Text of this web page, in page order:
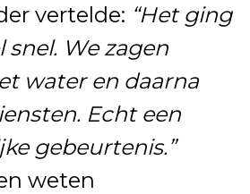
vertelde: “Het ging
snel. We zagen
water en daarna
Echt een
gebeurtenis.”
weten